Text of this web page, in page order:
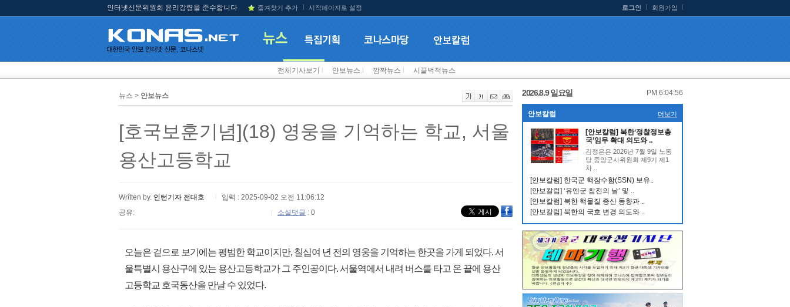
인터넷신문위원회 윤리강령을 준수합니다 즐겨찾기 추가 시작페이지로 설정 로그인 회원가입
전체기사보기 안보뉴스 깜짝뉴스 시끌벅적뉴스
뉴스 > 안보뉴스
[호국보훈기념](18) 영웅을 기억하는 학교, 서울
용산고등학교
Written by. 인턴기자 전대호
입력 : 2025-09-02 오전 11:06:12
공유:
소셜댓글 : 0
오늘은 겉으로 보기에는 평범한 학교이지만, 칠십여 년 전의 영웅을 기억하는 한곳을 가게 되었다. 서
울특별시 용산구에 있는 용산고등학교가 그 주인공이다. 서울역에서 내려 버스를 타고 온 끝에 용산
고등학교 호국동산을 만날 수 있었다.
2026.8.9 일요일 PM 6:04:57
안보칼럼 더보기
[안보칼럼] 북한‘정찰정보총
국’임무 확대 의도와 ..
김정은은 2026년 7월 9일 노동
당 중앙군사위원회 제9기 제1
차 ..
[안보칼럼] 한국군 핵잠수함(SSN) 보유..
[안보칼럼] ‘유엔군 참전의 날’ 및 ..
[안보칼럼] 북한 핵물질 증산 동향과 ..
[안보칼럼] 북한의 국호 변경 의도와 ..